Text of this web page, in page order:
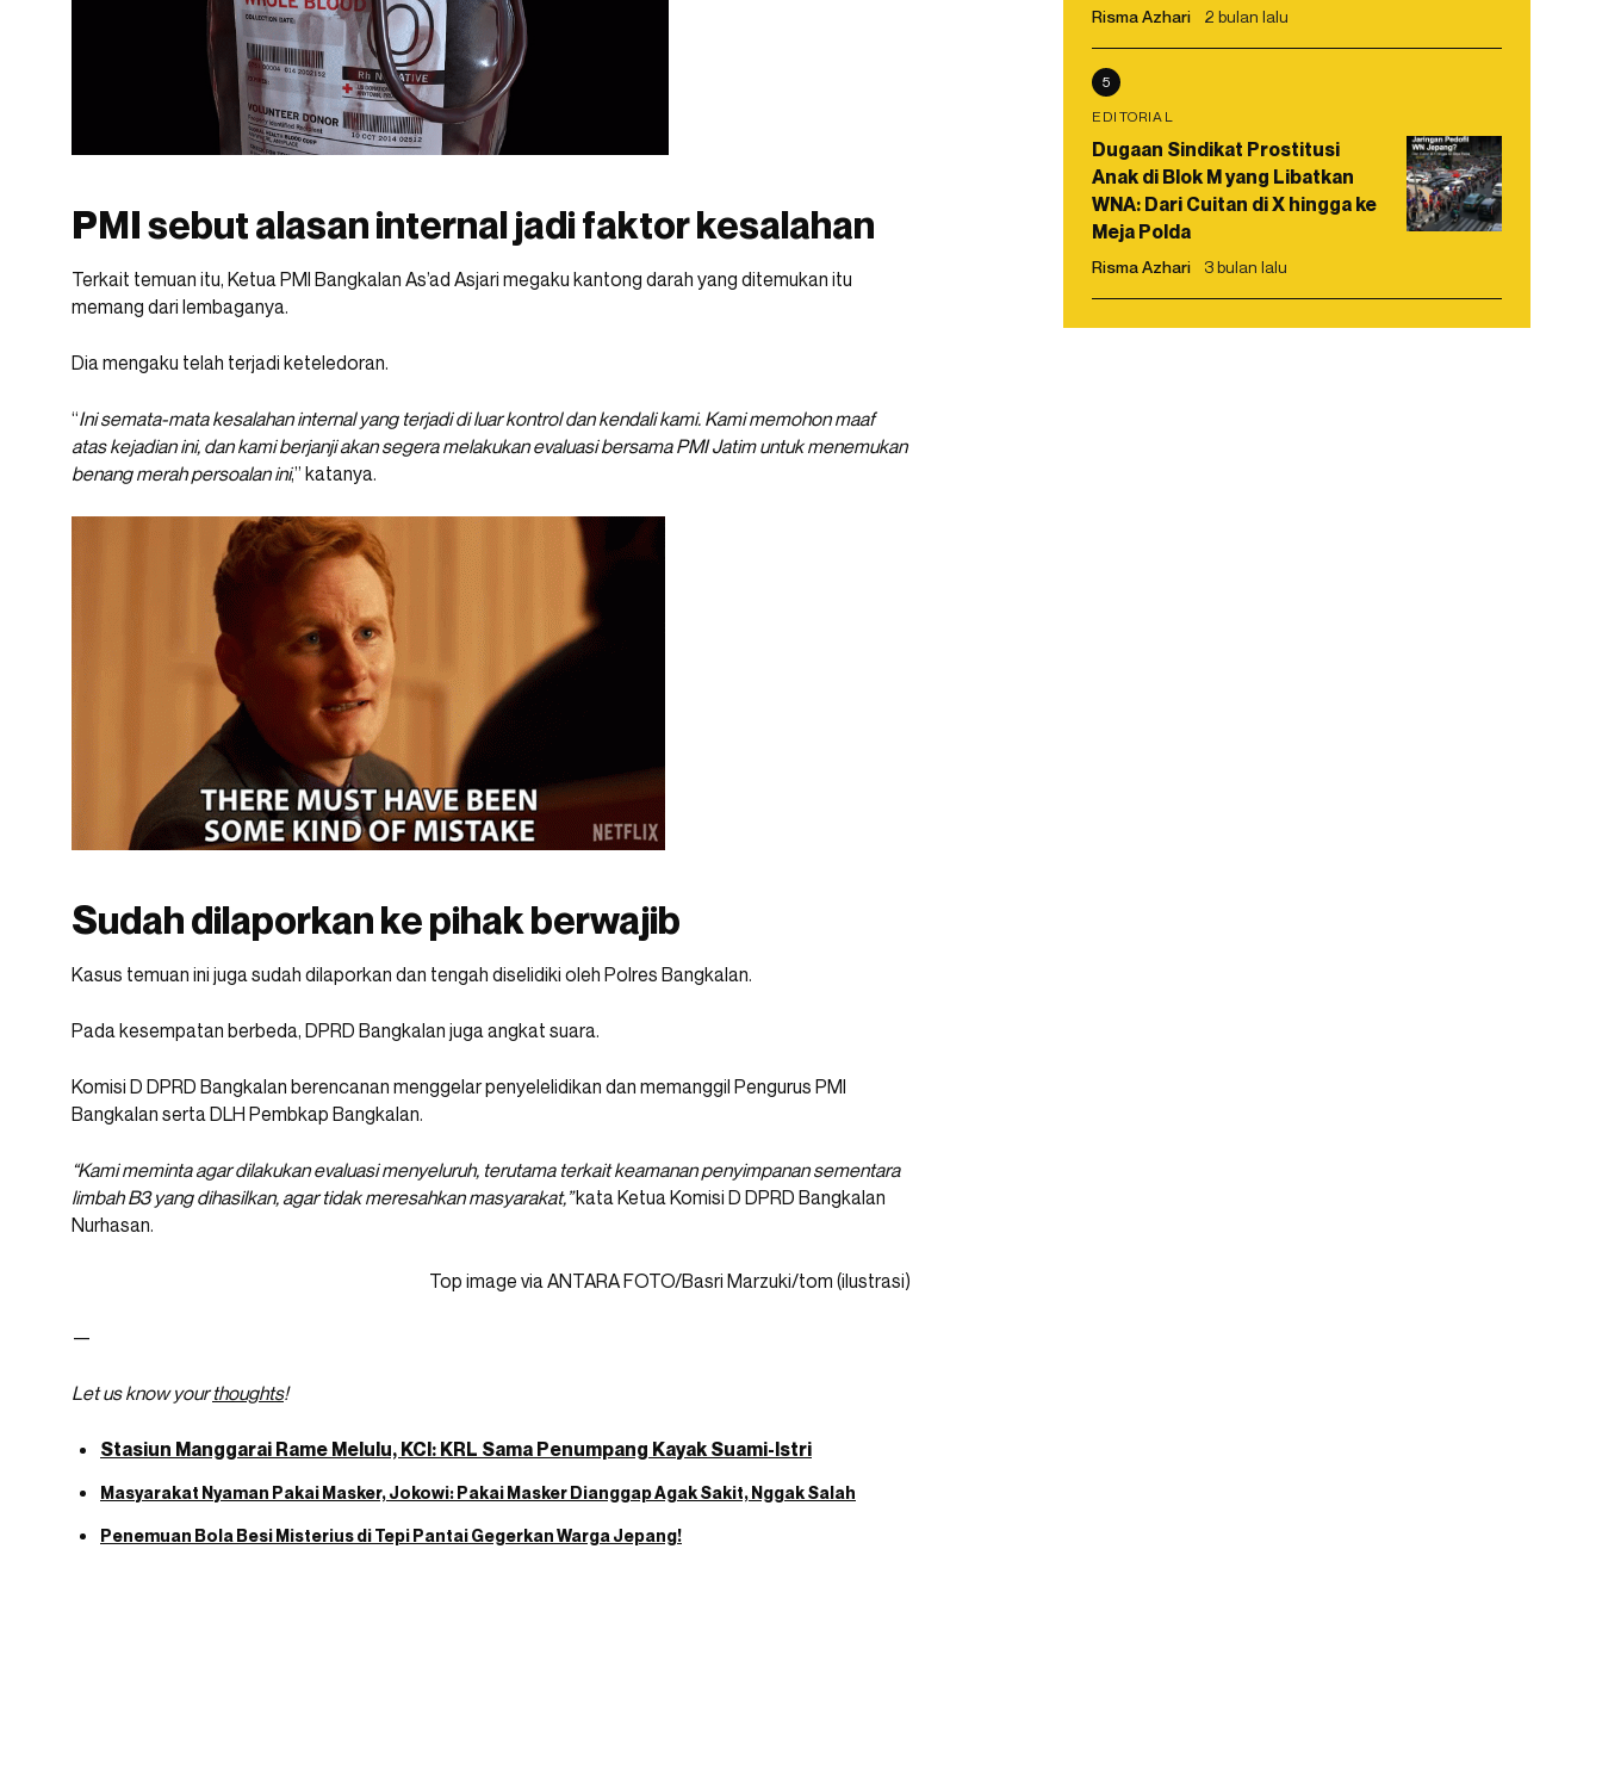
PMI sebut alasan internal jadi faktor kesalahan
Terkait temuan itu, Ketua PMI Bangkalan As’ad Asjari megaku kantong darah yang ditemukan itu
memang dari lembaganya.
Dia mengaku telah terjadi keteledoran.
“Ini semata-mata kesalahan internal yang terjadi di luar kontrol dan kendali kami. Kami memohon maaf
atas kejadian ini, dan kami berjanji akan segera melakukan evaluasi bersama PMI Jatim untuk menemukan
benang merah persoalan ini,” katanya.
Sudah dilaporkan ke pihak berwajib
Kasus temuan ini juga sudah dilaporkan dan tengah diselidiki oleh Polres Bangkalan.
Pada kesempatan berbeda, DPRD Bangkalan juga angkat suara.
Komisi D DPRD Bangkalan berencanan menggelar penyelelidikan dan memanggil Pengurus PMI
Bangkalan serta DLH Pembkap Bangkalan.
“Kami meminta agar dilakukan evaluasi menyeluruh, terutama terkait keamanan penyimpanan sementara
limbah B3 yang dihasilkan, agar tidak meresahkan masyarakat,”kata Ketua Komisi D DPRD Bangkalan
Nurhasan.
Top image via ANTARA FOTO/Basri Marzuki/tom (ilustrasi)
—
Let us know yourthoughts!
Stasiun Manggarai Rame Melulu, KCI: KRL Sama Penumpang Kayak Suami-Istri
Masyarakat Nyaman Pakai Masker, Jokowi: Pakai Masker Dianggap Agak Sakit, Nggak Salah
Penemuan Bola Besi Misterius di Tepi Pantai Gegerkan Warga Jepang!
Risma Azhari 2 bulan lalu
5
EDITORIAL
Dugaan Sindikat Prostitusi
Anak di Blok M yang Libatkan
WNA: Dari Cuitan di X hingga ke
Meja Polda
Risma Azhari 3 bulan lalu